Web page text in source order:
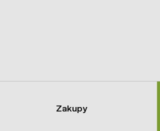
Zakupy